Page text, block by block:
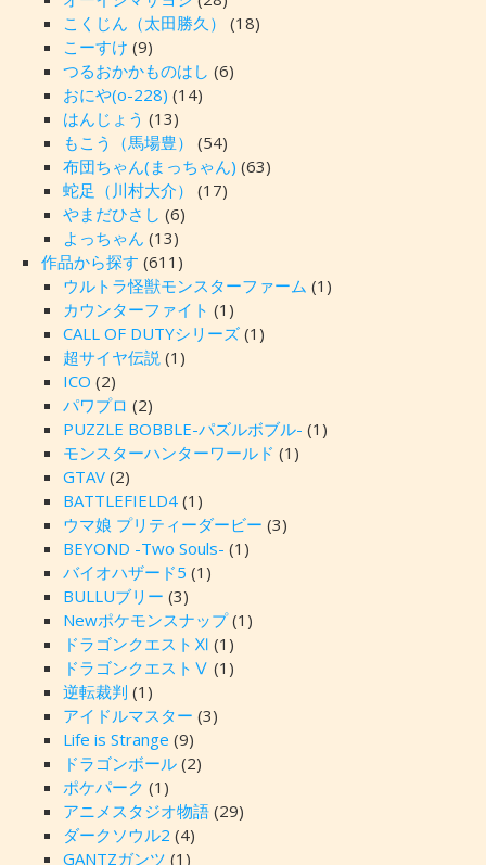
こくじん（太田勝久）
(18)
こーすけ (9)
つるおかかものはし (6)
おにや(o-228) (14)
はんじょう (13)
もこう（馬場豊）
(54)
布団ちゃん(まっちゃん) (63)
蛇足（川村大介）
(17)
やまだひさし (6)
よっちゃん (13)
作品から探す (611)
ウルトラ怪獣モンスターファーム (1)
カウンターファイト (1)
CALL OF DUTYシリーズ(1)
超サイヤ伝説 (1)
ICO (2)
パワプロ (2)
PUZZLE BOBBLE-パズルボブル- (1)
モンスターハンターワールド (1)
GTAV(2)
BATTLEFIELD4(1)
ウマ娘 プリティーダービー (3)
BEYOND -Two Souls- (1)
バイオハザード5 (1)
BULLUブリー (3)
Newポケモンスナップ(1)
ドラゴンクエストⅪ (1)
ドラゴンクエストⅤ (1)
逆転裁判 (1)
アイドルマスター (3)
Life is Strange (9)
ドラゴンボール(2)
ポケパーク (1)
アニメスタジオ物語(29)
ダークソウル2 (4)
GANTZガンツ (1)